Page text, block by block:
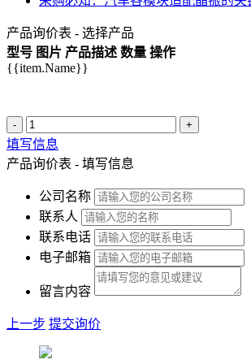
产品询价表 - 选择产品
型号 图片 产品描述 数量 操作
{{item.Name}}
- +
填写信息
产品询价表 - 填写信息
公司名称
联系人
联系电话
电子邮箱
留言内容
上一步 提交询价